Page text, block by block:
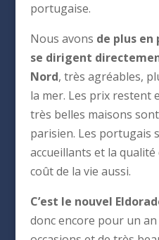
portugaise.
Nous avons de plus en
se dirigent
Nord, très agréables,
la mer. Les prix restent
très belles maisons
parisien. Les portugais
accueillants et la
coût de la vie aussi.
C’est le nouvel
donc encore pour un